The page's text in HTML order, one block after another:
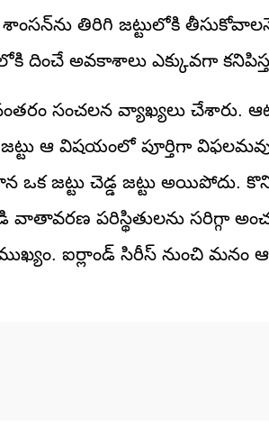
తిరిగి జట్టులోకి
దించే అవకాశాలు ఎక్కువగా
సంచలన వ్యాఖ్యలు చేశారు.
ఆ విషయంలో పూర్తిగా
జట్టు చెడ్డ జట్టు అయిపోదు.
వాతావరణ పరిస్థితులను సరిగ్గా
ఐర్లాండ్ సిరీస్ నుంచి మనం